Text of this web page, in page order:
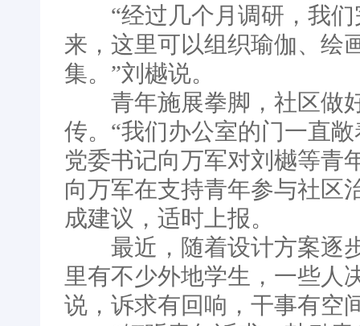
“经过几个月调研，我们
来，这里可以组织瑜伽、绘
集。”刘樾说。
青年施展拳脚，社区做好
传。“我们办公室的门一直
党委书记向万军对刘樾等青
向万军在支持青年参与社区
成建议，适时上报。
最近，随着设计方案逐步
里有不少外地学生，一些人
说，诉求有回响，干事有空